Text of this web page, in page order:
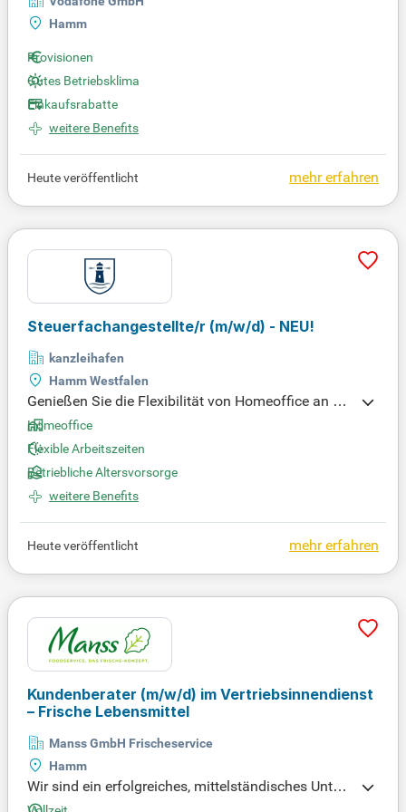
Hamm
Provisionen
Gutes Betriebsklima
Einkaufsrabatte
weitere Benefits
mehr erfahren
Heute veröffentlicht
Steuerfachangestellte/r (m/w/d) - NEU!
kanzleihafen
Hamm Westfalen
Genießen Sie die Flexibilität von Homeoffice an zw
ei Tagen pro Woche. Gestalten Sie Ihre Work-Life-B
alance nach Ihren Wünschen und steigern Sie Ihre
Produktivität in einem modernen Arbeitsumfeld. Be
werben Sie sich jetzt und nutzen Sie diese Möglich
keit!
Homeoffice
Flexible Arbeitszeiten
Betriebliche Altersvorsorge
weitere Benefits
mehr erfahren
Heute veröffentlicht
Kundenberater (m/w/d) im Vertriebsinnendienst
– Frische Lebensmittel
Manss GmbH Frischeservice
Hamm
Wir sind ein erfolgreiches, mittelständisches Untern
ehmen in der Lebensmittelbranche und Spezialist f